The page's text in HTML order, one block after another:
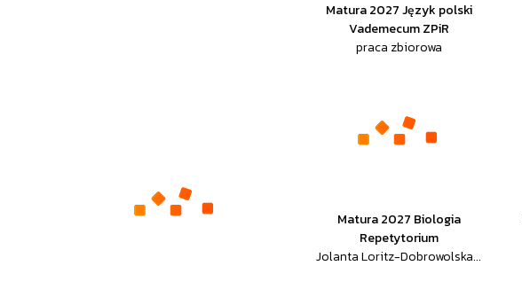
Matura 2027 Język polski
Vademecum ZPiR
praca zbiorowa
Matura 2027 Biologia
Repetytorium
Jolanta Loritz-Dobrowolska...